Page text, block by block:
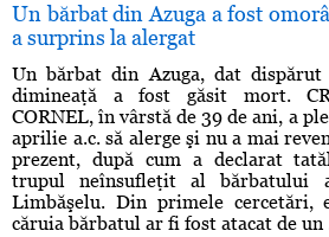
Un bărbat din Azuga a fost
a surprins la alergat
Un bărbat din Azuga, dat
dimineaţă a fost găsit mort.
CORNEL, în vârstă de 39 de ani, a
aprilie a.c. să alerge şi nu a mai
prezent, după cum a declarat
trupul neînsufleţit al bărbatului
Limbăşelu. Din primele cercetări,
căruia bărbatul ar fi fost atacat de un